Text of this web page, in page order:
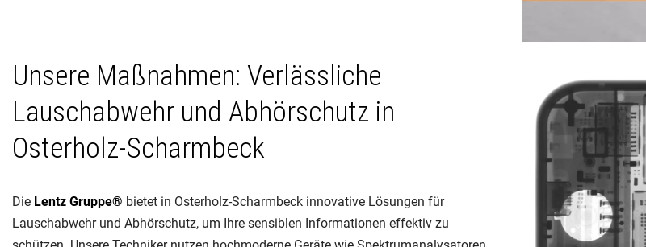
Unsere Maßnahmen: Verlässliche
Lauschabwehr und Abhörschutz in
Osterholz-Scharmbeck
Die Lentz Gruppe® bietet in Osterholz-Scharmbeck innovative Lösungen für
Lauschabwehr und Abhörschutz, um Ihre sensiblen Informationen effektiv zu